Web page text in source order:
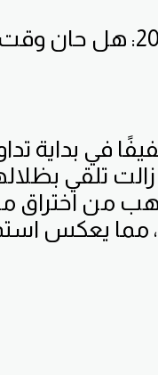
🔥 تحليل الذهب اليوم 8
في بداية
زالت تلقي
من اختراق
، مما يعكس